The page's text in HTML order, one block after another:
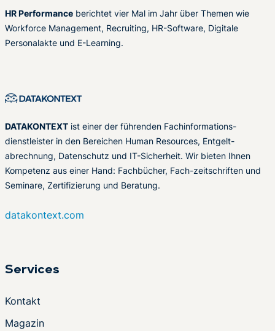
HR Performance berichtet vier Mal im Jahr über Themen wie
Workforce Management, Recruiting, HR-Software, Digitale
Personalakte und E-Learning.
DATAKONTEXT ist einer der führenden Fachinformations-
dienstleister in den Bereichen Human Resources, Entgelt-
abrechnung, Datenschutz und IT-Sicherheit. Wir bieten Ihnen
Kompetenz aus einer Hand: Fachbücher, Fach-zeitschriften und
Seminare, Zertifizierung und Beratung.
datakontext.com
Services
Kontakt
Magazin